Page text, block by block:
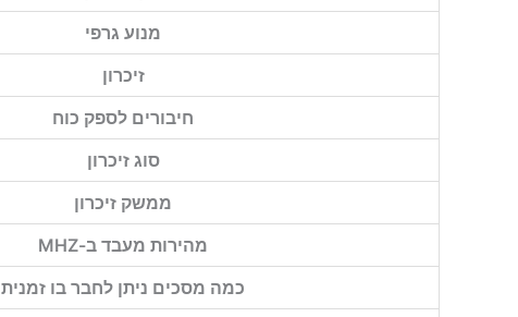
מנוע גרפי
זיכרון
חיבורים לספק כוח
סוג זיכרון
ממשק זיכרון
מהירות מעבד ב-MHZ
כמה מסכים ניתן לחבר בו זמנית